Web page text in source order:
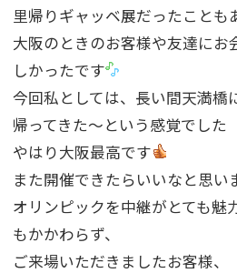
里帰りギャッベ展だったことも
大阪のときのお客様や友達にお
しかったです
今回私としては、長い間天満橋
帰ってきた〜という感覚でした
やはり大阪最高です
また開催できたらいいなと思い
オリンピックを中継がとても魅
もかかわらず、
ご来場いただきましたお客様、